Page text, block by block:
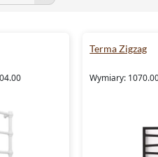
Terma Zigzag
Wymiary: